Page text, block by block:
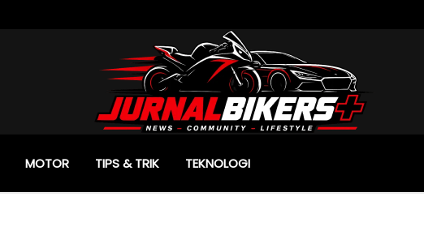
MOTOR TIPS & TRIK TEKNOLOGI